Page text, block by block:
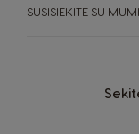
SUSISIEKITE SU